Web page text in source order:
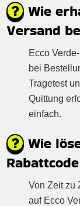
Wie
Versand
Ecco
bei
Tragetest
Quittung
einfach.
Wie
Von Zeit zu
auf Ecco